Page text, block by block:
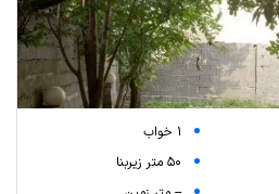
1 خواب
50 متر زیربنا